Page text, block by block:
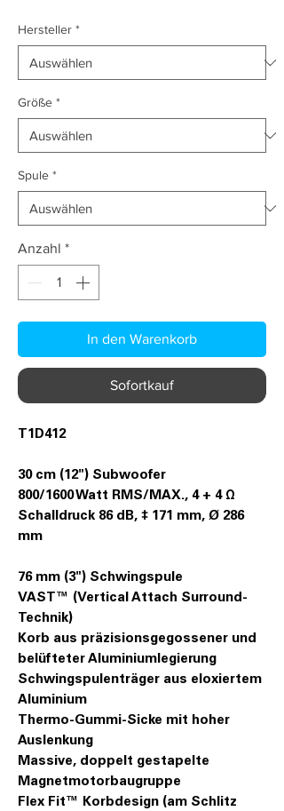
Hersteller *
Größe *
Spule *
Anzahl *
In den Warenkorb
Sofortkauf
T1D412
30 cm (12") Subwoofer
800/1600 Watt RMS/MAX., 4 + 4 Ω
Schalldruck 86 dB, ‡ 171 mm, Ø 286
mm
76 mm (3") Schwingspule
VAST™ (Vertical Attach Surround-
Technik)
Korb aus präzisionsgegossener und
belüfteter Aluminiumlegierung
Schwingspulenträger aus eloxiertem
Aluminium
Thermo-Gummi-Sicke mit hoher
Auslenkung
Massive, doppelt gestapelte
Magnetmotorbaugruppe
Flex Fit™ Korbdesign (am Schlitz